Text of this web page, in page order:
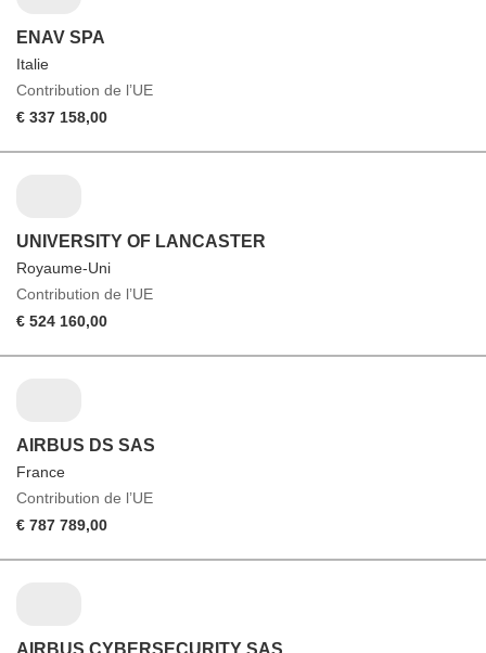
ENAV SPA
Italie
Contribution de l’UE
€ 337 158,00
UNIVERSITY OF LANCASTER
Royaume-Uni
Contribution de l’UE
€ 524 160,00
AIRBUS DS SAS
France
Contribution de l’UE
€ 787 789,00
AIRBUS CYBERSECURITY SAS